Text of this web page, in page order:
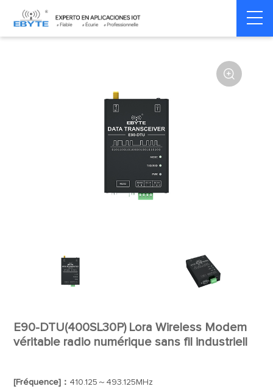
Home > Modem > Wireless modem LoRa wirelss modem

E90-DTU(400SL30P) Lora Wireless Modem
véritable radio numérique sans fil industriell
[Fréquence]： 410.125～493.125MHz